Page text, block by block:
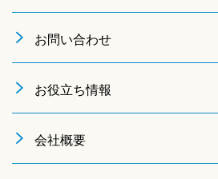
お問い合わせ
お役立ち情報
会社概要